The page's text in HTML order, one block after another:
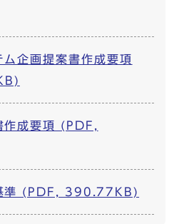
企画提案書作成要項
作成要項 (PDF,
準 (PDF, 390.77KB)